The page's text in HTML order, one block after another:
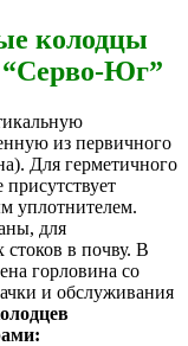
колодцы
“Серво-Юг”
из первичного
Для герметичного
уплотнителем.
для
в почву. В
горловина со
и обслуживания